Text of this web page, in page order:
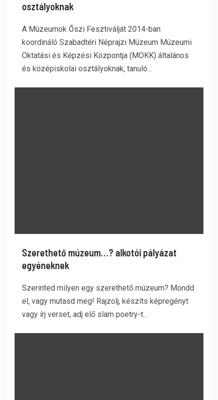
osztályoknak
A Múzeumok Őszi Fesztiválját 2014-ban
koordináló Szabadtéri Néprajzi Múzeum Múzeumi
Oktatási és Képzési Központja (MOKK) általános
és középiskolai osztályoknak, tanuló...
Szerethető múzeum…? alkotói pályázat
egyéneknek
Szerinted milyen egy szerethető múzeum? Mondd
el, vagy mutasd meg! Rajzolj, készíts képregényt
vagy írj verset, adj elő slam poetry-t...